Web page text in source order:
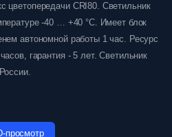
цветопередачи CRI80. Светильник
-40 … +40 °C. Имеет блок
автономной работы 1 час. Ресурс
гарантия - 5 лет. Светильник
просмотр